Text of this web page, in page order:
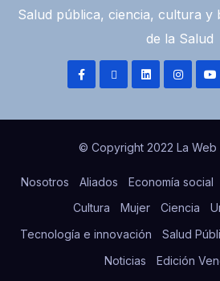
Salud pública, ciencia, cultura y
de la Salud
© Copyright 2022 La Web
Nosotros Aliados Economía social
Cultura
Mujer Ciencia
Tecnología e innovación
Salud
Noticias
Edición